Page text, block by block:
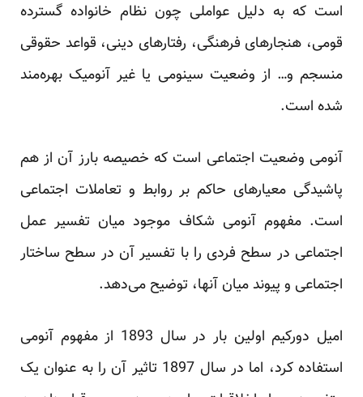
است که به دلیل عواملی چون نظام خانواده گسترده
قومی، هنجارهای فرهنگی، رفتارهای دینی، قواعد حقوقی
منسجم و… از وضعیت سینومی یا غیر آنومیک بهره‌مند
شده است.
آنومی وضعیت اجتماعی است که خصیصه بارز آن از هم
پاشیدگی معیارهای حاکم بر روابط و تعاملات اجتماعی
است. مفهوم آنومی شکاف موجود میان تفسیر عمل
اجتماعی در سطح فردی را با تفسیر آن در سطح ساختار
اجتماعی و پیوند میان آنها، توضیح می‌دهد.
امیل دورکیم اولین بار در سال 1893 از مفهوم آنومی
استفاده کرد، اما در سال 1897 تاثیر آن را به عنوان یک